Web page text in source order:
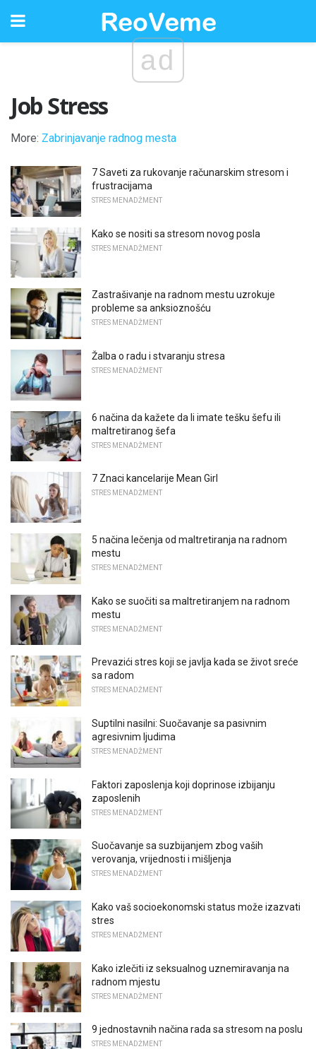
ad
Job Stress
More: Zabrinjavanje radnog mesta
7 Saveti za rukovanje računarskim stresom i
frustracijama
STRES MENADŽMENT
Kako se nositi sa stresom novog posla
STRES MENADŽMENT
Zastrašivanje na radnom mestu uzrokuje
probleme sa anksioznošću
STRES MENADŽMENT
Žalba o radu i stvaranju stresa
STRES MENADŽMENT
6 načina da kažete da li imate tešku šefu ili
maltretiranog šefa
STRES MENADŽMENT
7 Znaci kancelarije Mean Girl
STRES MENADŽMENT
5 načina lečenja od maltretiranja na radnom
mestu
STRES MENADŽMENT
Kako se suočiti sa maltretiranjem na radnom
mestu
STRES MENADŽMENT
Prevazići stres koji se javlja kada se život sreće
sa radom
STRES MENADŽMENT
Suptilni nasilni: Suočavanje sa pasivnim
agresivnim ljudima
STRES MENADŽMENT
Faktori zaposlenja koji doprinose izbijanju
zaposlenih
STRES MENADŽMENT
Suočavanje sa suzbijanjem zbog vaših
verovanja, vrijednosti i mišljenja
STRES MENADŽMENT
Kako vaš socioekonomski status može izazvati
stres
STRES MENADŽMENT
Kako izlečiti iz seksualnog uznemiravanja na
radnom mjestu
STRES MENADŽMENT
9 jednostavnih načina rada sa stresom na poslu
STRES MENADŽMENT